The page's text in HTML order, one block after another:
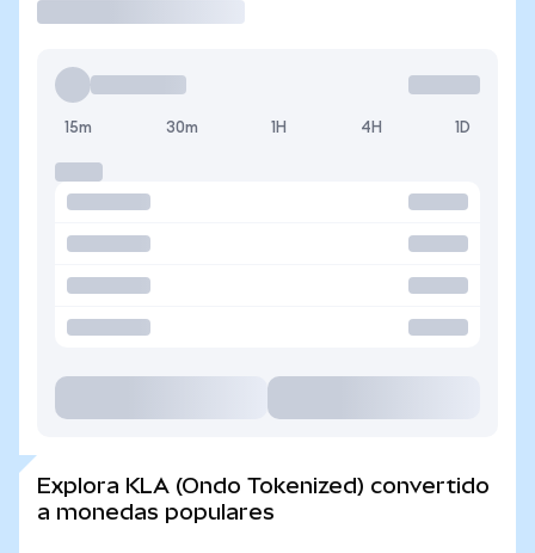
15m 30m 1H 4H 1D
Explora KLA (Ondo Tokenized) convertido
a monedas populares